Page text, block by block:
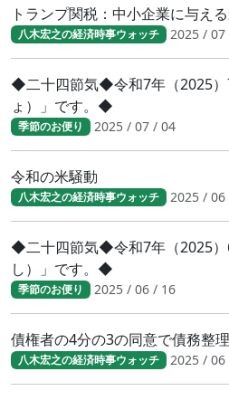
トランプ関税：中小企業に与え
八木宏之の経済時事ウォッチ 2025 / 07
◆二十四節気◆令和7年（2025）
ょ）」です。◆
季節のお便り 2025 / 07 / 04
令和の米騒動
八木宏之の経済時事ウォッチ 2025 / 06
◆二十四節気◆令和7年（2025）
し）」です。◆
季節のお便り 2025 / 06 / 16
債権者の4分の3の同意で債務整
八木宏之の経済時事ウォッチ 2025 / 06